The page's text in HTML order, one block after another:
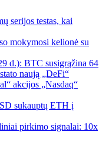
serijos testas, kai
mokymosi kelionė su
d.): BTC susigrąžina 64
naują „DeFi“
akcijos „Nasdaq“
sukauptų ETH į
pirkimo signalai: 10x